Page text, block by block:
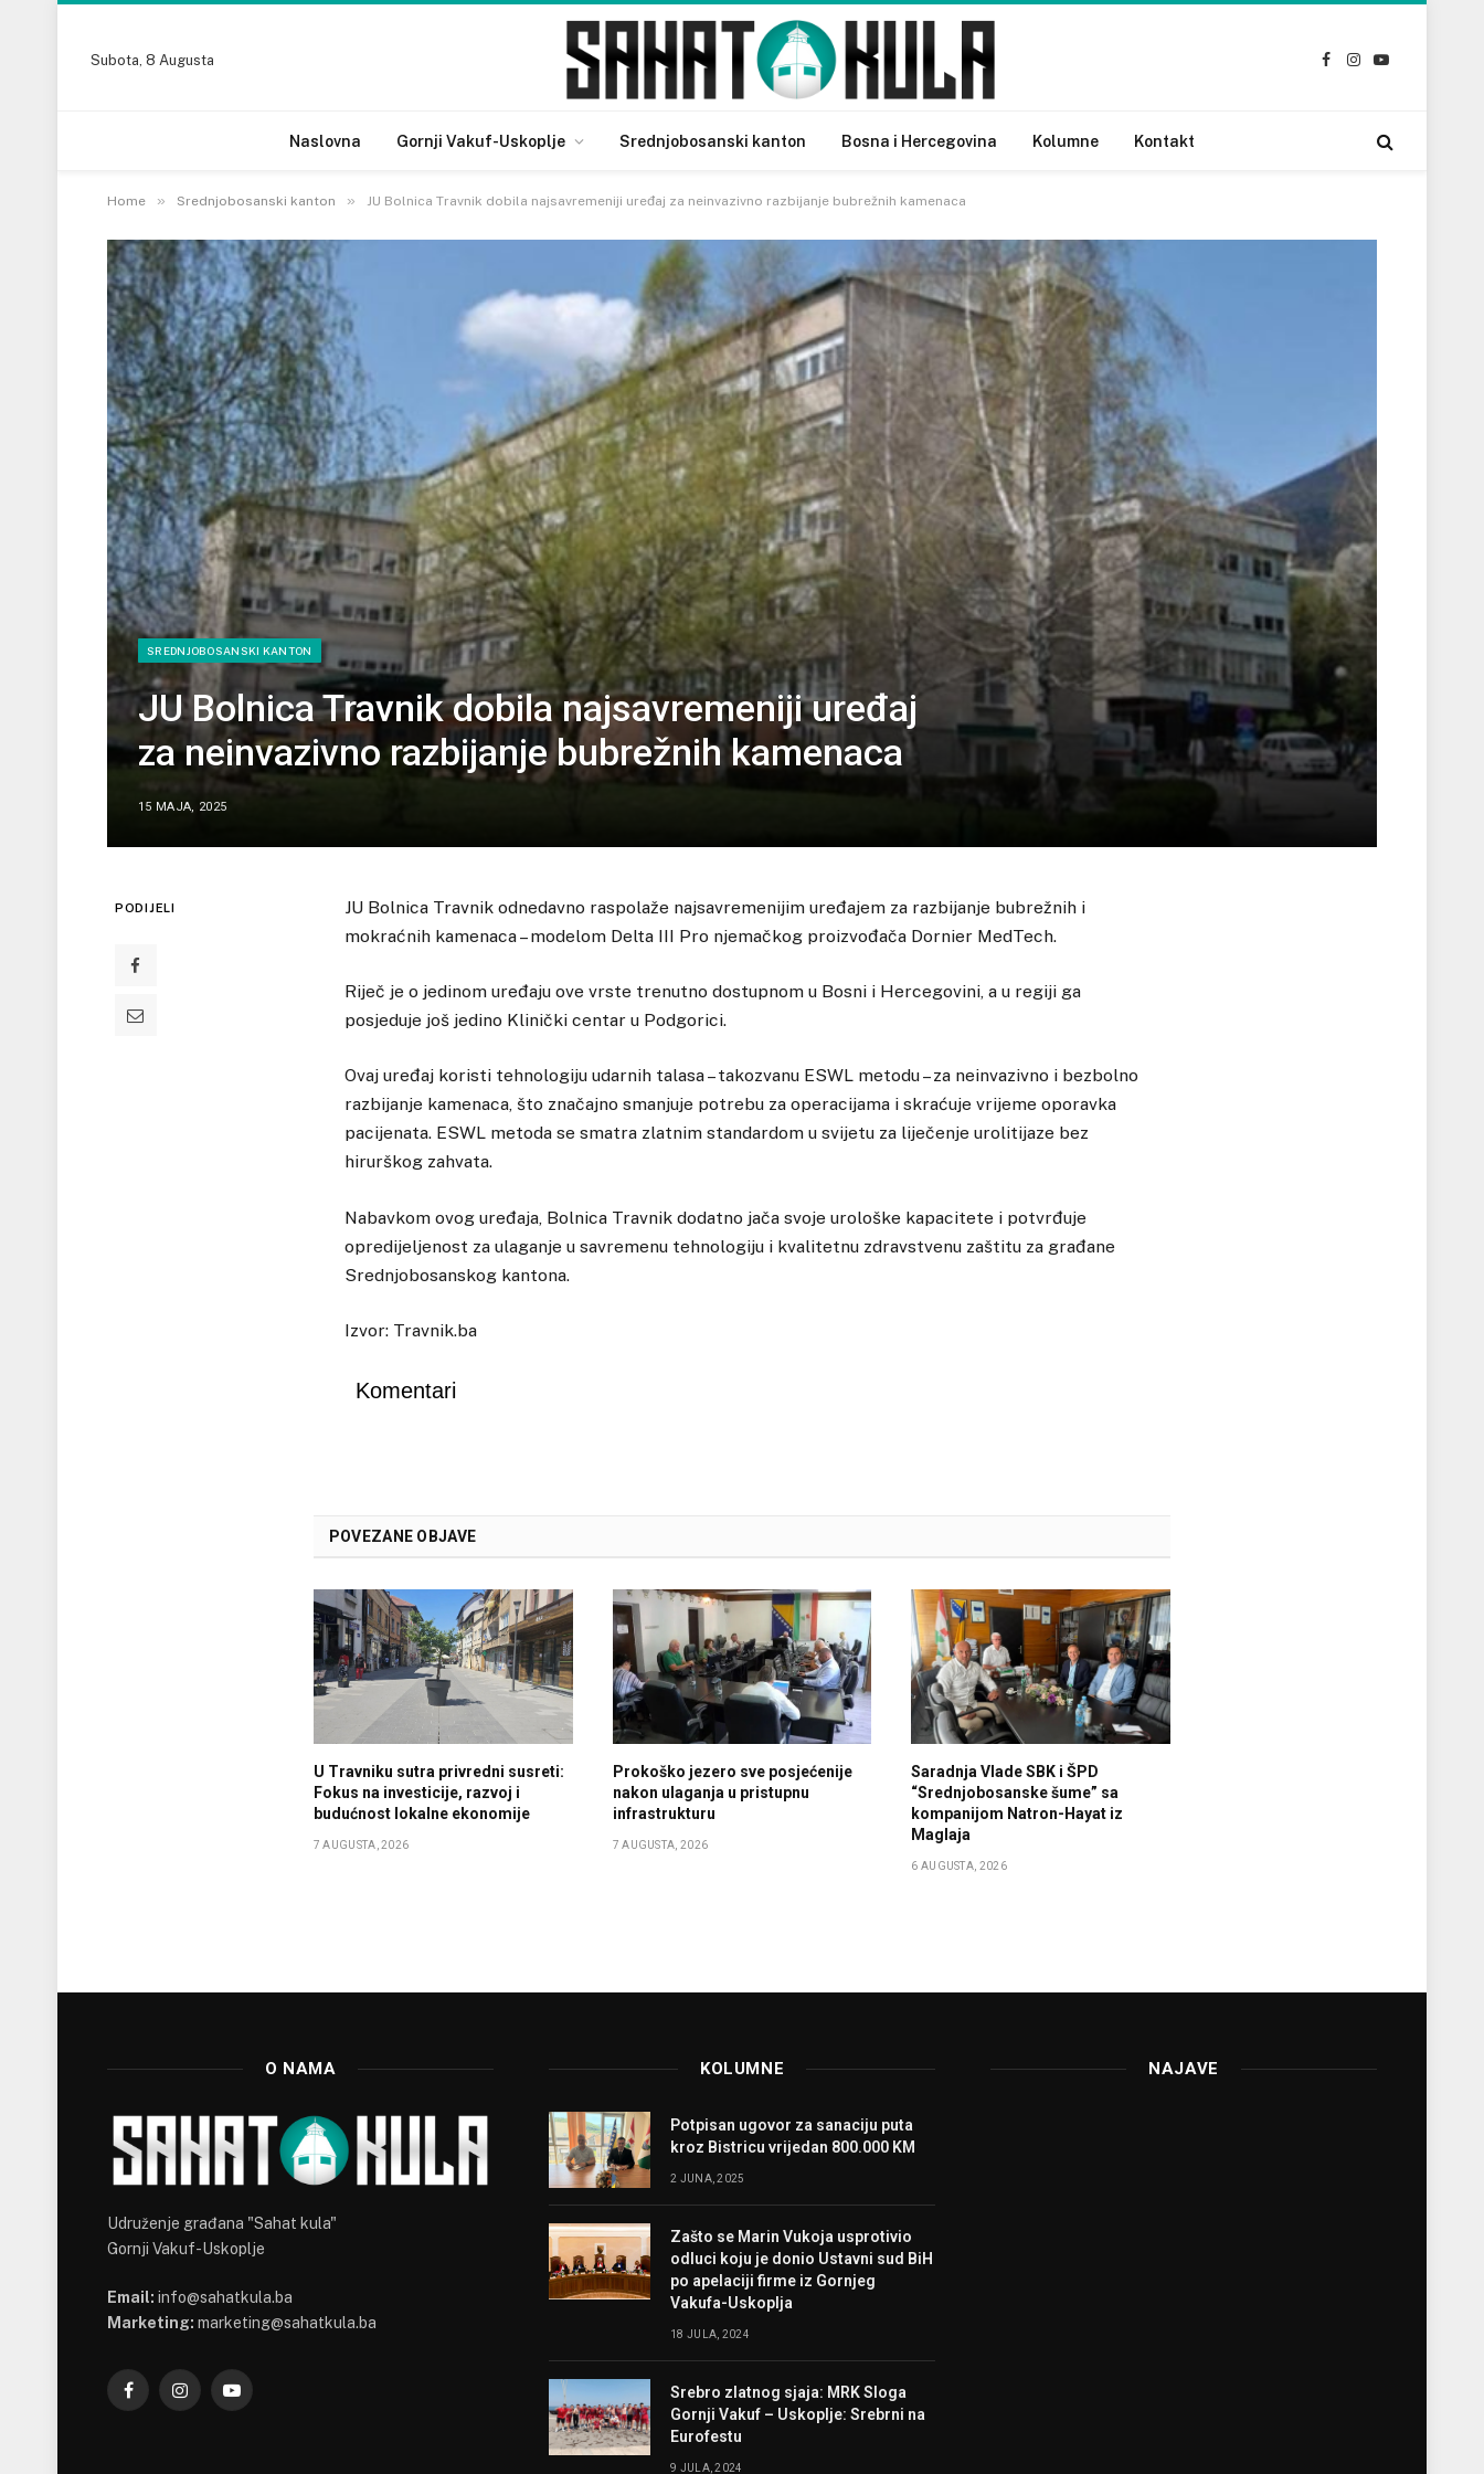
Subota, 8 Augusta
Facebook
Instagram
YouTube
Naslovna Gornji Vakuf-Uskoplje Srednjobosanski kanton Bosna i Hercegovina Kolumne Kontakt
Home » Srednjobosanski kanton » JU Bolnica Travnik dobila najsavremeniji uređaj za neinvazivno razbijanje bubrežnih kamenaca
SREDNJOBOSANSKI KANTON
JU Bolnica Travnik dobila najsavremeniji uređaj
za neinvazivno razbijanje bubrežnih kamenaca
15 MAJA, 2025
PODIJELI
JU Bolnica Travnik odnedavno raspolaže najsavremenijim uređajem za razbijanje bubrežnih i
mokraćnih kamenaca – modelom Delta III Pro njemačkog proizvođača Dornier MedTech.
Riječ je o jedinom uređaju ove vrste trenutno dostupnom u Bosni i Hercegovini, a u regiji ga
posjeduje još jedino Klinički centar u Podgorici.
Ovaj uređaj koristi tehnologiju udarnih talasa – takozvanu ESWL metodu – za neinvazivno i bezbolno
razbijanje kamenaca, što značajno smanjuje potrebu za operacijama i skraćuje vrijeme oporavka
pacijenata. ESWL metoda se smatra zlatnim standardom u svijetu za liječenje urolitijaze bez
hirurškog zahvata.
Nabavkom ovog uređaja, Bolnica Travnik dodatno jača svoje urološke kapacitete i potvrđuje
opredijeljenost za ulaganje u savremenu tehnologiju i kvalitetnu zdravstvenu zaštitu za građane
Srednjobosanskog kantona.
Izvor: Travnik.ba
Komentari
POVEZANE OBJAVE
U Travniku sutra privredni susreti:
Fokus na investicije, razvoj i
budućnost lokalne ekonomije
7 AUGUSTA, 2026
Prokoško jezero sve posjećenije
nakon ulaganja u pristupnu
infrastrukturu
7 AUGUSTA, 2026
Saradnja Vlade SBK i ŠPD
“Srednjobosanske šume” sa
kompanijom Natron-Hayat iz
Maglaja
6 AUGUSTA, 2026
O NAMA
Udruženje građana "Sahat kula"
Gornji Vakuf-Uskoplje
Email: info@sahatkula.ba
Marketing: marketing@sahatkula.ba
FacebookInstagramYouTube
KOLUMNE
Potpisan ugovor za sanaciju puta
kroz Bistricu vrijedan 800.000 KM
2 JUNA, 2025
Zašto se Marin Vukoja usprotivio
odluci koju je donio Ustavni sud BiH
po apelaciji firme iz Gornjeg
Vakufa-Uskoplja
18 JULA, 2024
Srebro zlatnog sjaja: MRK Sloga
Gornji Vakuf – Uskoplje: Srebrni na
Eurofestu
9 JULA, 2024
NAJAVE